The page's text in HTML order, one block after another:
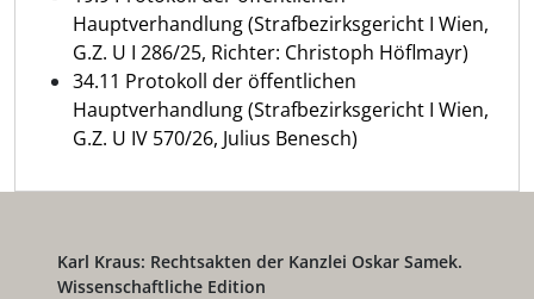
Hauptverhandlung (Strafbezirksgericht I Wien,
G.Z. U I 286/25, Richter: Christoph Höflmayr)
34.11 Protokoll der öffentlichen
Hauptverhandlung (Strafbezirksgericht I Wien,
G.Z. U IV 570/26, Julius Benesch)
Karl Kraus: Rechtsakten der Kanzlei Oskar Samek.
Wissenschaftliche Edition